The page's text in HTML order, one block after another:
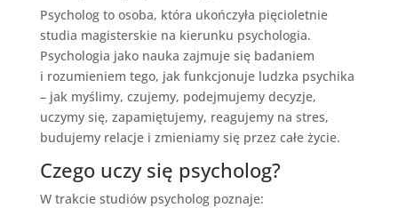
Psycholog to osoba, która ukończyła pięcioletnie
studia magisterskie na kierunku psychologia.
Psychologia jako nauka zajmuje się badaniem
i rozumieniem tego, jak funkcjonuje ludzka psychika
– jak myślimy, czujemy, podejmujemy decyzje,
uczymy się, zapamiętujemy, reagujemy na stres,
budujemy relacje i zmieniamy się przez całe życie.
Czego uczy się psycholog?
W trakcie studiów psycholog poznaje: